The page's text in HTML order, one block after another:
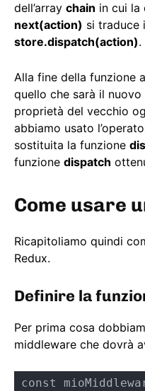
dell’array chain in cui la
next(action) si traduce
store.dispatch(action).
Alla fine della funzione
quello che sarà il
proprietà del vecchio
abbiamo usato
sostituita la funzione
funzione dispatch
Come usare
Ricapitoliamo quindi
Redux.
Definire la
Per prima cosa
middleware che dovrà
const